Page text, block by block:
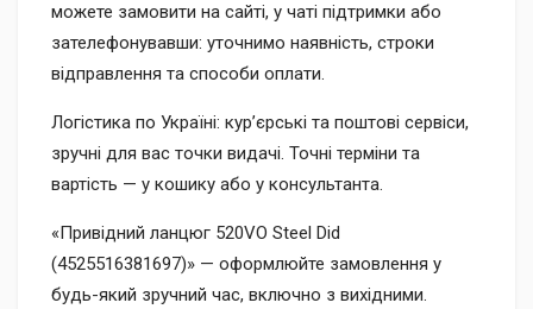
можете замовити на сайті, у чаті підтримки або
зателефонувавши: уточнимо наявність, строки
відправлення та способи оплати.
Логістика по Україні: кур’єрські та поштові сервіси,
зручні для вас точки видачі. Точні терміни та
вартість — у кошику або у консультанта.
«Привідний ланцюг 520VO Steel Did
(4525516381697)» — оформлюйте замовлення у
будь-який зручний час, включно з вихідними.